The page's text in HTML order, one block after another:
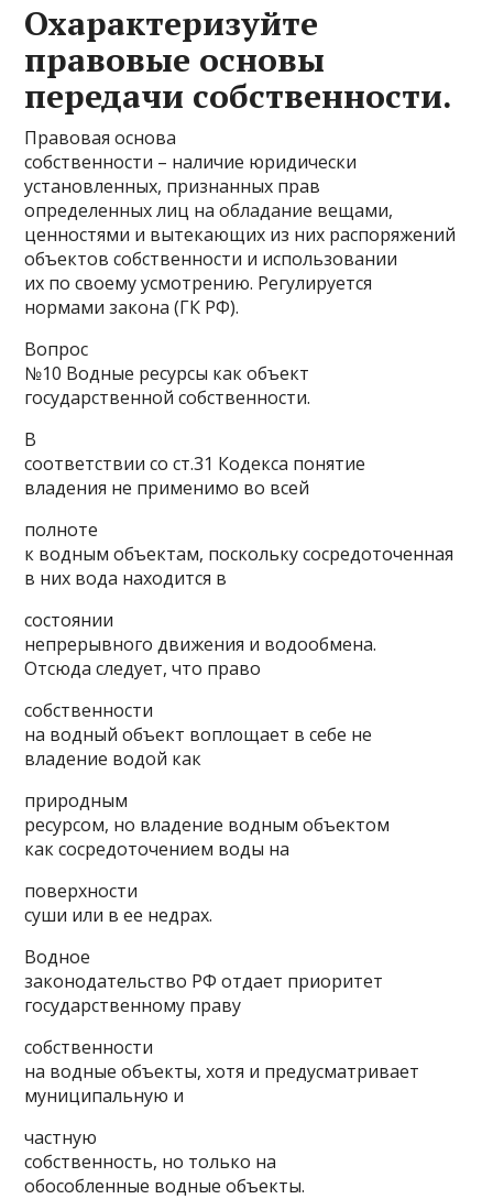
Охарактеризуйте
правовые основы
передачи собственности.
Правовая основа
собственности – наличие юридически
установленных, признанных прав
определенных лиц на обладание вещами,
ценностями и вытекающих из них распоряжений
объектов собственности и использовании
их по своему усмотрению. Регулируется
нормами закона (ГК РФ).
Вопрос
№10 Водные ресурсы как объект
государственной собственности.
В
соответствии со ст.31 Кодекса понятие
владения не применимо во всей
полноте
к водным объектам, поскольку сосредоточенная
в них вода находится в
состоянии
непрерывного движения и водообмена.
Отсюда следует, что право
собственности
на водный объект воплощает в себе не
владение водой как
природным
ресурсом, но владение водным объектом
как сосредоточением воды на
поверхности
суши или в ее недрах.
Водное
законодательство РФ отдает приоритет
государственному праву
собственности
на водные объекты, хотя и предусматривает
муниципальную и
частную
собственность, но только на
обособленные водные объекты.